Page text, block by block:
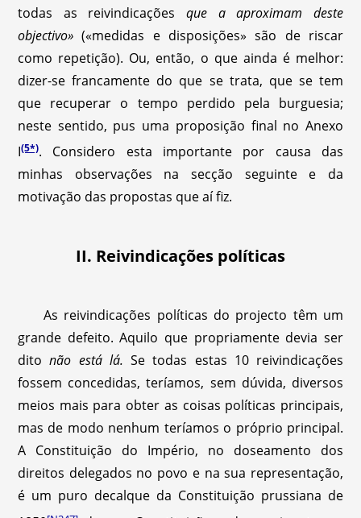
todas as reivindicações que a aproximam deste
objectivo»(«medidas e disposições» são de riscar
como repetição). Ou, então, o que ainda é melhor:
dizer-se francamente do que se trata, que se tem
que recuperar o tempo perdido pela burguesia;
neste sentido, pus uma proposição final no Anexo
I(5*). Considero esta importante por causa das
minhas observações na secção seguinte e da
motivação das propostas que aí fiz.
II. Reivindicações políticas
As reivindicações políticas do projecto têm um
grande defeito. Aquilo que propriamente devia ser
ditonão está lá.Se todas estas 10 reivindicações
fossem concedidas, teríamos, sem dúvida, diversos
meios mais para obter as coisas políticas principais,
mas de modo nenhum teríamos o próprio principal.
A Constituição do Império, no doseamento dos
direitos delegados no povo e na sua representação,
é um puro decalque da Constituição prussiana de